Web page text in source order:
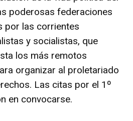
poderosas federaciones
por las corrientes
y socialistas, que
los más remotos
organizar al proletariado
Las citas por el 1º
en convocarse.